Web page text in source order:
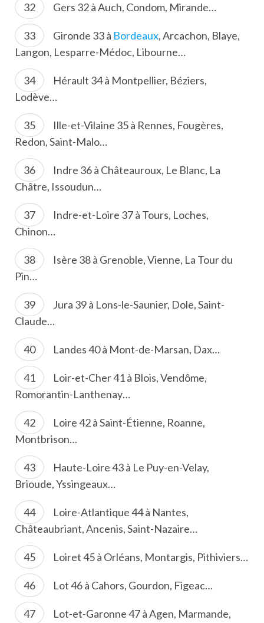
Gers 32 à Auch, Condom, Mirande…
Gironde 33 à Bordeaux, Arcachon, Blaye,
Langon, Lesparre-Médoc, Libourne…
Hérault 34 à Montpellier, Béziers,
Lodève…
Ille-et-Vilaine 35 à Rennes, Fougères,
Redon, Saint-Malo…
Indre 36 à Châteauroux, Le Blanc, La
Châtre, Issoudun…
Indre-et-Loire 37 à Tours, Loches,
Chinon…
Isère 38 à Grenoble, Vienne, La Tour du
Pin…
Jura 39 à Lons-le-Saunier, Dole, Saint-
Claude…
Landes 40 à Mont-de-Marsan, Dax…
Loir-et-Cher 41 à Blois, Vendôme,
Romorantin-Lanthenay…
Loire 42 à Saint-Étienne, Roanne,
Montbrison…
Haute-Loire 43 à Le Puy-en-Velay,
Brioude, Yssingeaux…
Loire-Atlantique 44 à Nantes,
Châteaubriant, Ancenis, Saint-Nazaire…
Loiret 45 à Orléans, Montargis, Pithiviers…
Lot 46 à Cahors, Gourdon, Figeac…
Lot-et-Garonne 47 à Agen, Marmande,